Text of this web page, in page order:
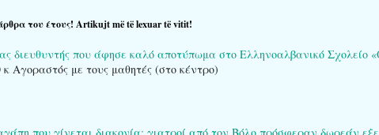
του έτους! Artikujt më të lexuar të vitit!
διευθυντής που άφησε καλό αποτύπωμα στο Ελληνοαλβανικό Σχολείο
Αγοραστός με τους μαθητές (στο κέντρο)